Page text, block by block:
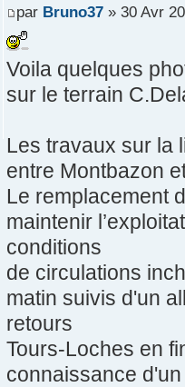
par Bruno37» 30 Avr
Voila quelques
sur le terrain
Les travaux sur la
entre Montbazon
Le remplacement
maintenir
conditions
de circulations
matin suivis d'un
retours
Tours-Loches en
connaissance